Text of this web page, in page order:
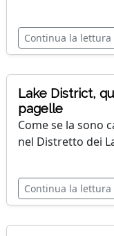
Continua la lettura
Lake District,
pagelle
Come se la sono
nel Distretto dei
Continua la lettura